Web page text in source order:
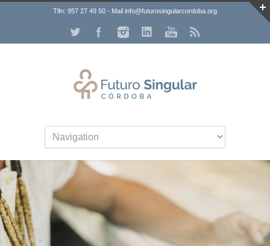
Tlfn: 957 27 49 50 - Mail info@futurosingularcordoba.org